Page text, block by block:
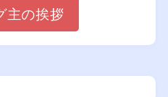
主の挨拶